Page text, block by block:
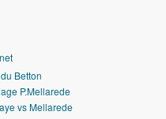
Betton
P.Mellarede
vs Mellarede